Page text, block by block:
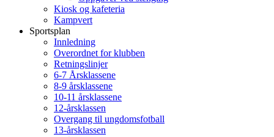
Kiosk og kafeteria
Kampvert
Sportsplan
Innledning
Overordnet for klubben
Retningslinjer
6-7 Årsklassene
8-9 årsklassene
10-11 årsklassene
12-årsklassen
Overgang til ungdomsfotball
13-årsklassen